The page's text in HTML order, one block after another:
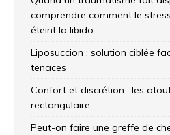
comprendre comment le
éteint la libido
Liposuccion : solution ciblée
tenaces
Confort et discrétion : les
rectangulaire
Peut-on faire une greffe de